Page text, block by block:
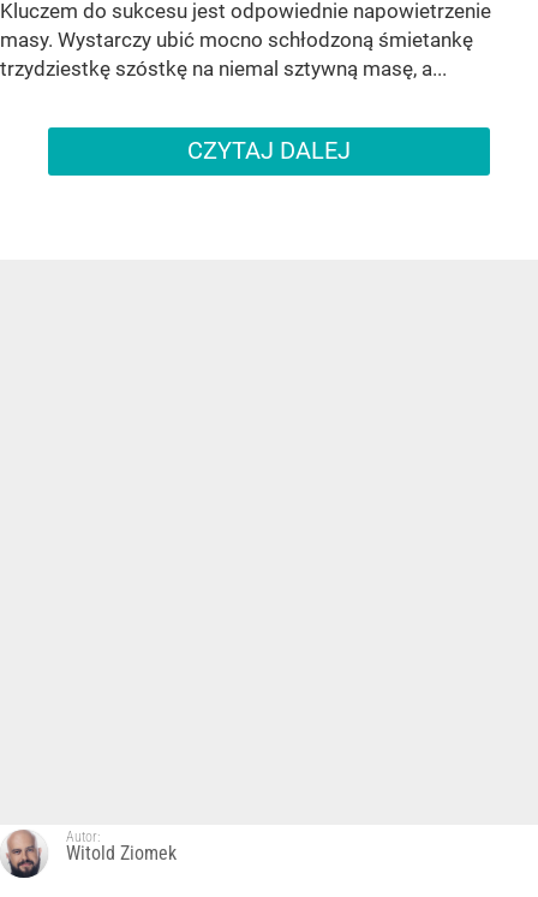
Kluczem do sukcesu jest odpowiednie napowietrzenie
masy. Wystarczy ubić mocno schłodzoną śmietankę
trzydziestkę szóstkę na niemal sztywną masę, a...
CZYTAJ DALEJ
Autor:
Witold Ziomek